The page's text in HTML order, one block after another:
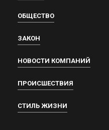
ОБЩЕСТВО
ЗАКОН
НОВОСТИ КОМПАНИЙ
ПРОИСШЕСТВИЯ
СТИЛЬ ЖИЗНИ